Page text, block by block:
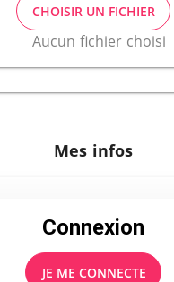
CHOISIR UN FICHIER
Aucun fichier choisi
Mes infos
Connexion
JE ME CONNECTE